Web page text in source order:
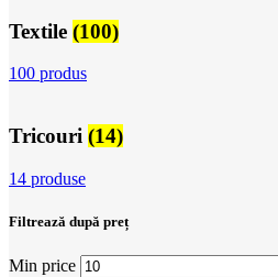
Textile (100)
100 produs
Tricouri (14)
14 produse
Filtrează după preț
Min price